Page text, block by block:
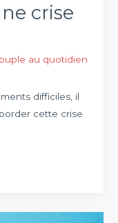
crise
au quotidien
difficiles, il
cette crise